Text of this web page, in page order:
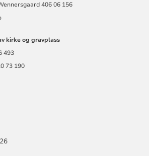
406 06 156
kirke og gravplass
493
73 190